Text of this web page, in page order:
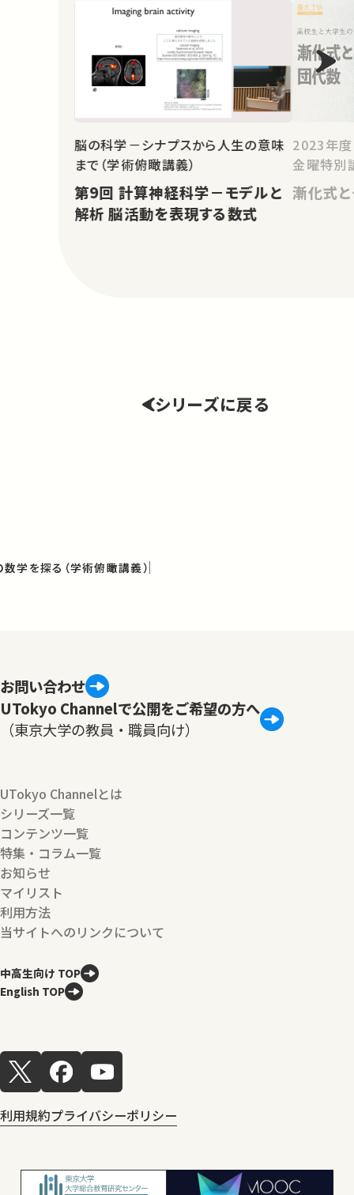
脳の科学－シナプスから人生の意味
まで（学術俯瞰講義）
第9回 計算神経科学－モデルと
解析 脳活動を表現する数式
2023年度
金曜特別
漸化式
シリーズに戻る
学を探る（学術俯瞰講義）
お問い合わせ
UTokyo Channelで公開をご希望の方へ
（東京大学の教員・職員向け）
UTokyo Channelとは
シリーズ一覧
コンテンツ一覧
特集・コラム一覧
お知らせ
マイリスト
利用方法
当サイトへのリンクについて
中高生向け TOP
English TOP
利用規約プライバシーポリシー